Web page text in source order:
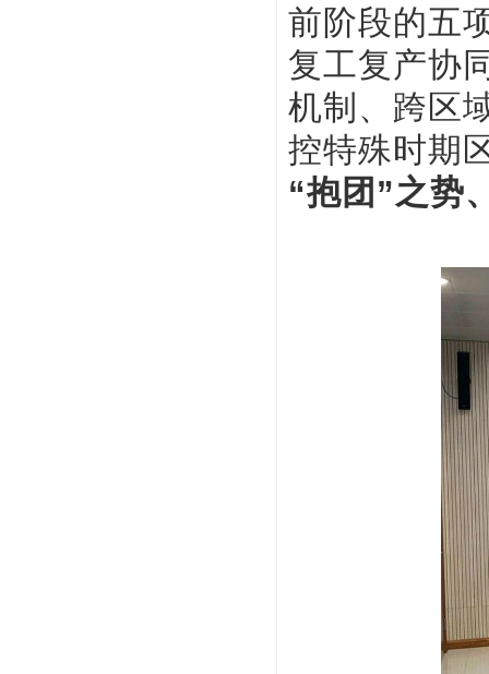
前阶段的五
复工复产协
机制、跨区
控特殊时期
“抱团”之势